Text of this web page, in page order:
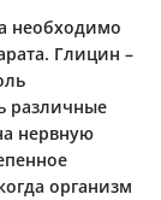
необходимо
Глицин –
различные
нервную
организм